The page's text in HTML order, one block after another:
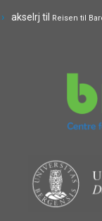
akselrj til Reisen til